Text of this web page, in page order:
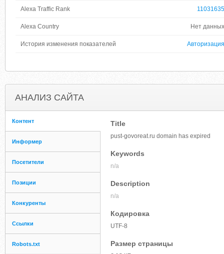
Alexa Traffic Rank 11031635
Alexa Country Нет данных
История изменения показателей Авторизация
АНАЛИЗ САЙТА
Контент
Информер
Посетители
Позиции
Конкуренты
Ссылки
Robots.txt
Title
pust-govoreat.ru domain has expired
Keywords
n/a
Description
n/a
Кодировка
UTF-8
Размер страницы